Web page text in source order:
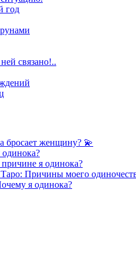
год
связано!..
бросает женщину? 💫
я одинока?
Таро: Причины моего
я одинока?